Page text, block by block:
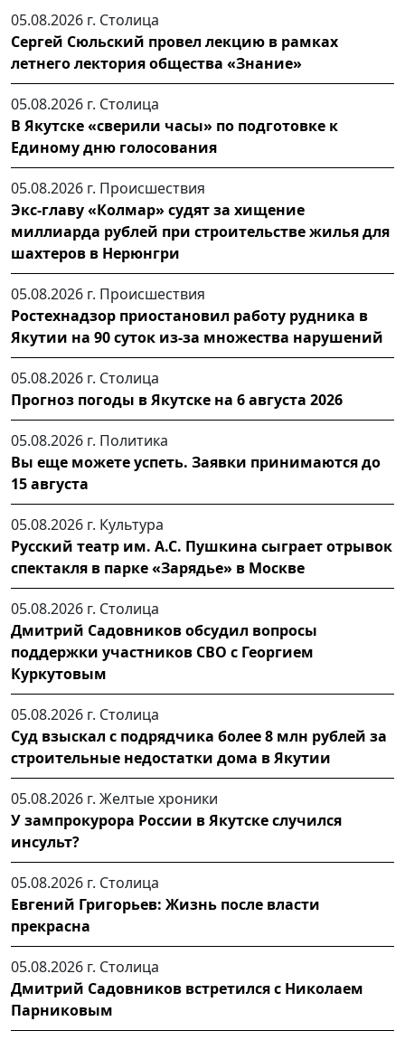
05.08.2026 г. Столица
Сергей Сюльский провел лекцию в рамках
летнего лектория общества «Знание»
05.08.2026 г. Столица
В Якутске «сверили часы» по подготовке к
Единому дню голосования
05.08.2026 г. Происшествия
Экс-главу «Колмар» судят за хищение
миллиарда рублей при строительстве жилья для
шахтеров в Нерюнгри
05.08.2026 г. Происшествия
Ростехнадзор приостановил работу рудника в
Якутии на 90 суток из-за множества нарушений
05.08.2026 г. Столица
Прогноз погоды в Якутске на 6 августа 2026
05.08.2026 г. Политика
Вы еще можете успеть. Заявки принимаются до
15 августа
05.08.2026 г. Культура
Русский театр им. А.С. Пушкина сыграет отрывок
спектакля в парке «Зарядье» в Москве
05.08.2026 г. Столица
Дмитрий Садовников обсудил вопросы
поддержки участников СВО с Георгием
Куркутовым
05.08.2026 г. Столица
Суд взыскал с подрядчика более 8 млн рублей за
строительные недостатки дома в Якутии
05.08.2026 г. Желтые хроники
У зампрокурора России в Якутске случился
инсульт?
05.08.2026 г. Столица
Евгений Григорьев: Жизнь после власти
прекрасна
05.08.2026 г. Столица
Дмитрий Садовников встретился с Николаем
Парниковым